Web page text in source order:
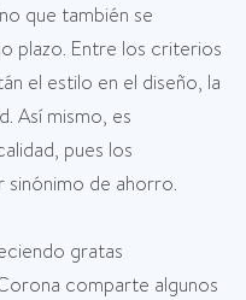
que también se
plazo. Entre los criterios
el estilo en el diseño, la
Así mismo, es
pues los
sinónimo de ahorro.
gratas
comparte algunos